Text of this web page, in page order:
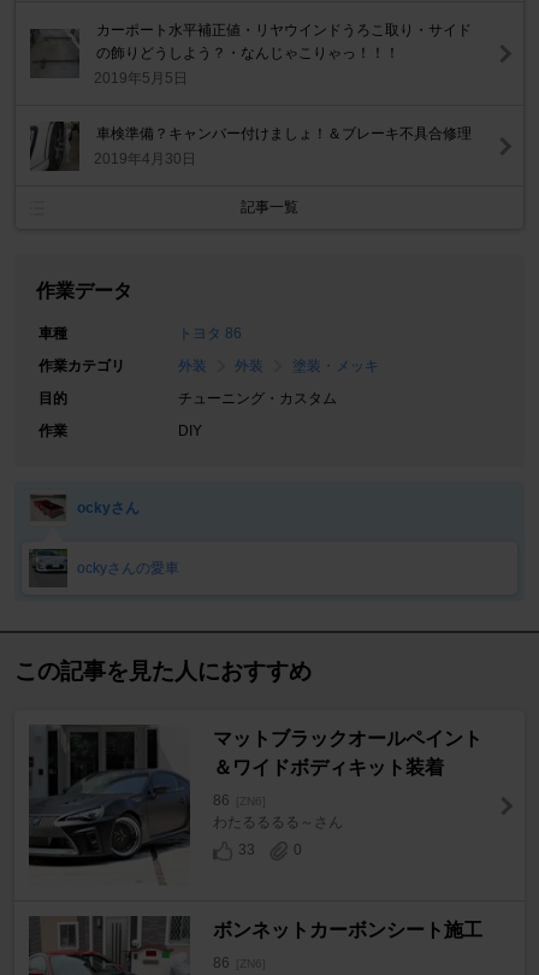
カーポート水平補正値・リヤウインドうろこ取り・サイド
の飾りどうしよう？・なんじゃこりゃっ！！！
2019年5月5日
車検準備？キャンバー付けましょ！＆ブレーキ不具合修理
2019年4月30日
記事一覧
作業データ
車種
トヨタ 86
作業カテゴリ
外装 外装
塗装・メッキ
目的
チューニング・カスタム
作業
DIY
ockyさん
ockyさんの愛車
この記事を見た人におすすめ
マットブラックオールペイント
＆ワイドボディキット装着
86 [ZN6]
わたるるるる～さん
33
0
ボンネットカーボンシート施工
86 [ZN6]